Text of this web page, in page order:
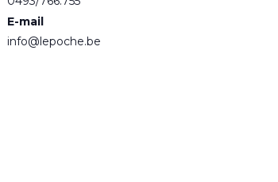
E-mail
info@lepoche.be